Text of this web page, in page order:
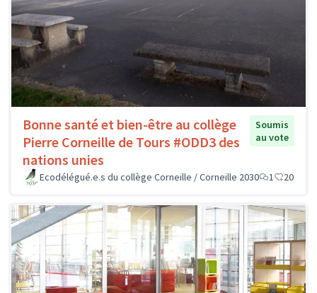
Bonne santé et bien-être au collège
Pierre Corneille de Tours #ODD3 des
nations unies
Soumis
au vote
Ecodélégué.e.s du collège Corneille / Corneille 2030 1 20